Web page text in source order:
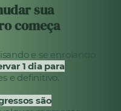
sua
começa
e se enrolando
1 dia para
e definitivo.
são